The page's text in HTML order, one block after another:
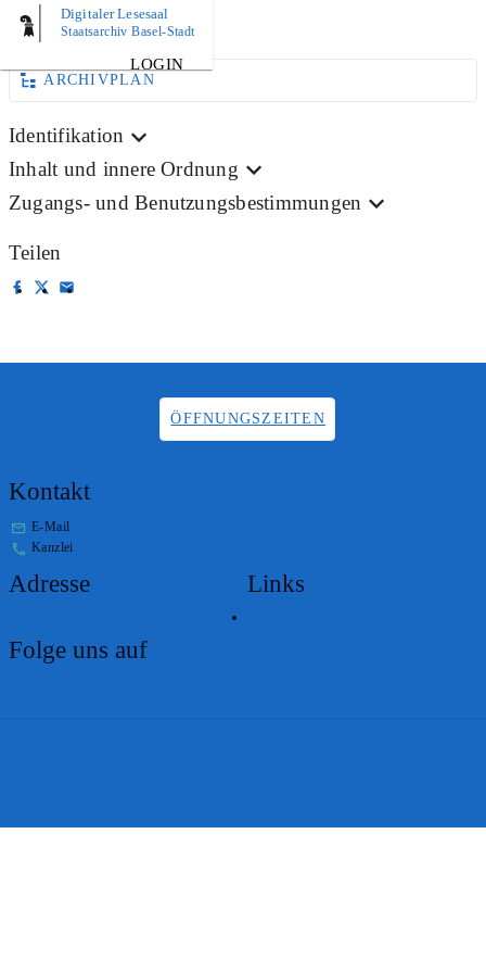
Digitaler Lesesaal
Staatsarchiv Basel-Stadt
LOGIN
BILD
ARCHIVPLAN
Identifikation
Inhalt und innere Ordnung
Zugangs- und Benutzungsbestimmungen
Teilen
ÖFFNUNGSZEITEN
Kontakt
E-Mail
Kanzlei
Adresse Links
Folge uns auf